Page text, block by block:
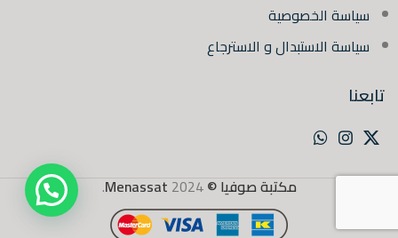
سياسة الخصوصية
سياسة الاستبدال و الاسترجاع
تابعنا
مكتبة صوفيا ©2024
Menassat
.